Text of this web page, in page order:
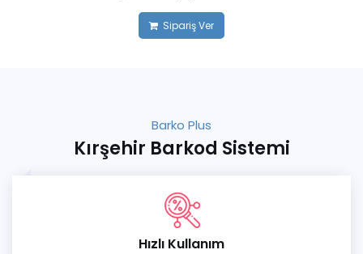
Sipariş Ver
Barko Plus
Kırşehir Barkod Sistemi
Hızlı Kullanım